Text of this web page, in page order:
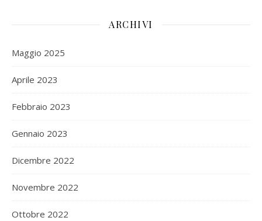
ARCHIVI
Maggio 2025
Aprile 2023
Febbraio 2023
Gennaio 2023
Dicembre 2022
Novembre 2022
Ottobre 2022